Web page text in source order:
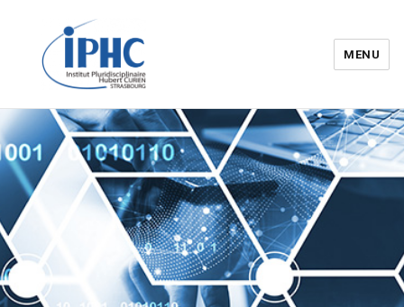
Institut pluridisciplinaire Hubert
Curien – IPHC
MENU